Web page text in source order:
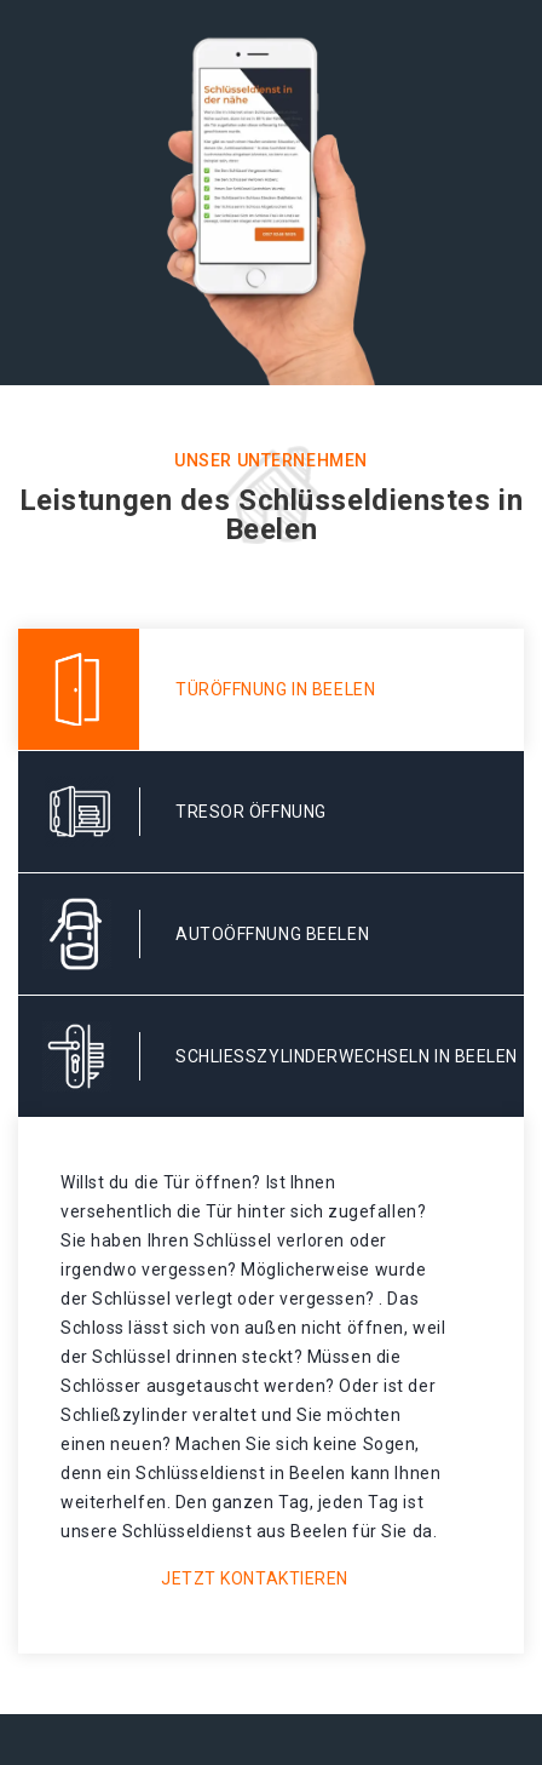
UNSER UNTERNEHMEN
Leistungen des Schlüsseldienstes in
Beelen
TÜRÖFFNUNG IN BEELEN
TRESOR ÖFFNUNG
AUTOÖFFNUNG BEELEN
SCHLIESSZYLINDERWECHSELN IN BEELEN
Willst du die Tür öffnen? Ist Ihnen
versehentlich die Tür hinter sich zugefallen?
Sie haben Ihren Schlüssel verloren oder
irgendwo vergessen? Möglicherweise wurde
der Schlüssel verlegt oder vergessen? . Das
Schloss lässt sich von außen nicht öffnen, weil
der Schlüssel drinnen steckt? Müssen die
Schlösser ausgetauscht werden? Oder ist der
Schließzylinder veraltet und Sie möchten
einen neuen? Machen Sie sich keine Sogen,
denn ein Schlüsseldienst in Beelen kann Ihnen
weiterhelfen. Den ganzen Tag, jeden Tag ist
unsere Schlüsseldienst aus Beelen für Sie da.
JETZT KONTAKTIEREN